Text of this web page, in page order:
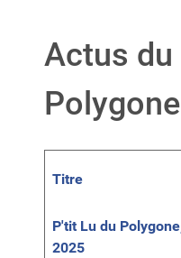
Actus du
Polygone
Articles
Titre
P'tit Lu du
2025